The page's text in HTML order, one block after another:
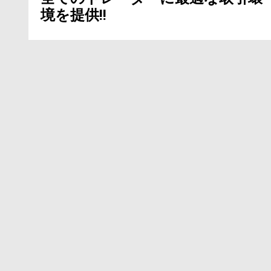
境を提供!!